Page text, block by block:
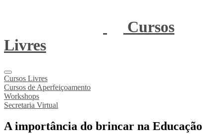
Cursos
Livres
Cursos Livres
Cursos de Aperfeiçoamento
Workshops
Secretaria Virtual
A importância do brincar na Educação